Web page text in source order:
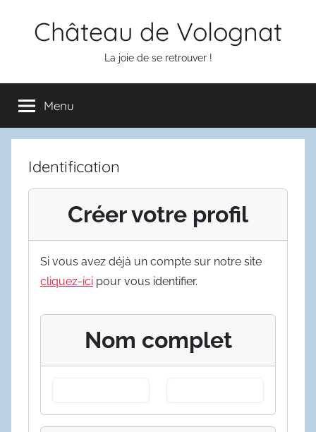
Château de Volognat
La joie de se retrouver !
Menu
Identification
Créer votre profil
Si vous avez déjà un compte sur notre site
cliquez-ici pour vous identifier.
Nom complet